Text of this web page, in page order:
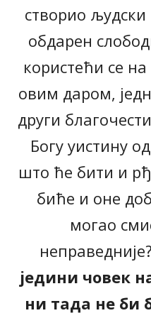
створио
обдарен
користећи се
овим даром,
други
Богу уистину
што ће бити и
биће и оне
могао
неправедније?
једини човек
ни тада не би